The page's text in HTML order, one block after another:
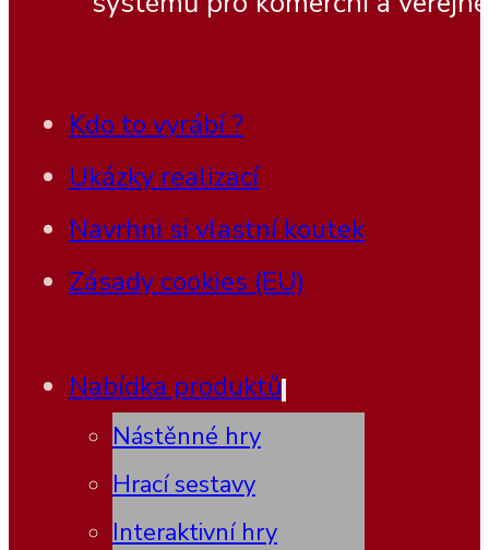
Kdo to vyrábí ?
Ukázky realizací
Navrhni si vlastní koutek
Zásady cookies (EU)
Nabídka produktů
Nástěnné hry
Hrací sestavy
Interaktivní hry